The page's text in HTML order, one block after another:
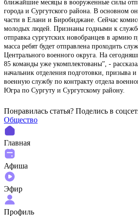
ближайшие месяцы в вооруженные силы
города и Сургутского района. В основном
части в Елани и Биробиджане. Сейчас
молодых людей. Признаны годными к
отправка сургутских новобранцев в армию
масса ребят будет отправлена проходить
Центрального военного округа. На
85 команды уже укомплектованы”, -
начальник отделения подготовки, призыва
военную службу по контракту отдела
Югра по Сургуту и Сургутскому району.
Понравилась статья? Поделиcь в
Общество
Главная
Афиша
Эфир
Профиль